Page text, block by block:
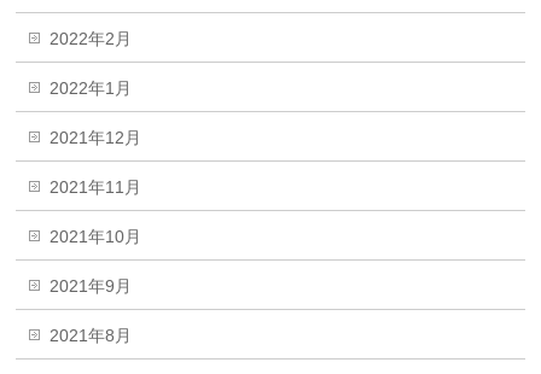
2022年2月
2022年1月
2021年12月
2021年11月
2021年10月
2021年9月
2021年8月